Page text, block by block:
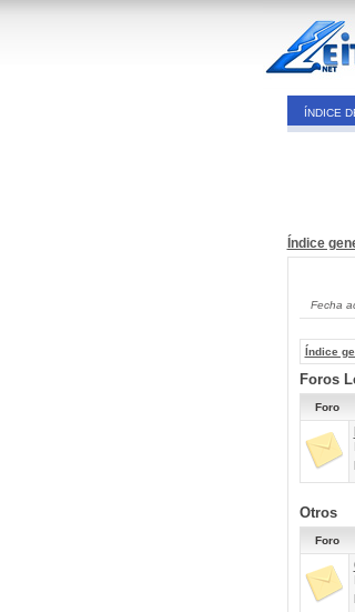
ÍNDICE
Índice
Fecha
Índice
Foros
Foro
Otros
Foro